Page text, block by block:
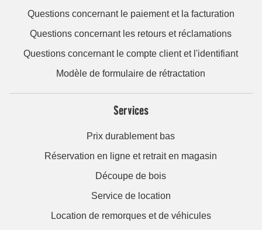
Questions concernant le paiement et la facturation
Questions concernant les retours et réclamations
Questions concernant le compte client et l'identifiant
Modèle de formulaire de rétractation
Services
Prix durablement bas
Réservation en ligne et retrait en magasin
Découpe de bois
Service de location
Location de remorques et de véhicules